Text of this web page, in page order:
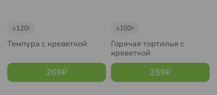
±120г
Темпура с креветкой
269₽
±100г
Горячая тортилья с
креветкой
259₽